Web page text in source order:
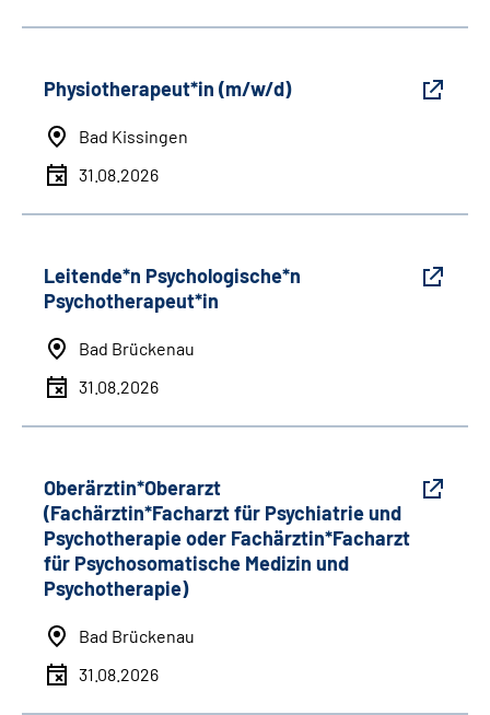
Physiotherapeut*in (m/w/d)
Bad Kissingen
31.08.2026
Leitende*n Psychologische*n
Psychotherapeut*in
Bad Brückenau
31.08.2026
Oberärztin*Oberarzt
(Fachärztin*Facharzt für Psychiatrie und
Psychotherapie oder Fachärztin*Facharzt
für Psychosomatische Medizin und
Psychotherapie)
Bad Brückenau
31.08.2026